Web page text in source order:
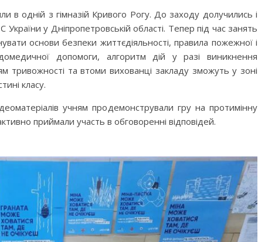
в одній з гімназій Кривого Рогу. До заходу долучились і
у Дніпропетровській області. Тепер під час занять
основи безпеки життєдіяльності, правила пожежної і
допомоги, алгоритм дій у разі виникнення
тривожності та втоми вихованці закладу зможуть у зоні
класу.
учням продемонстрували гру на протимінну
приймали участь в обговоренні відповідей.